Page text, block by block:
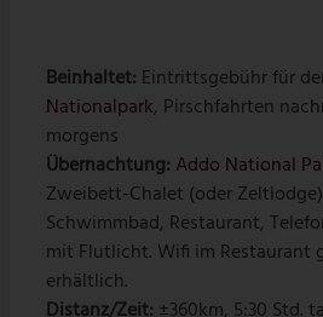
Beinhaltet: Eintrittsgebühr für
Nationalpark, Pirschfahrten
morgens
Übernachtung: Addo National
Zweibett-Chalet (oder
Schwimmbad, Restaurant,
mit Flutlicht. Wifi im Restaurant
erhältlich.
Distanz/Zeit: ±360km, 5:30 Std.